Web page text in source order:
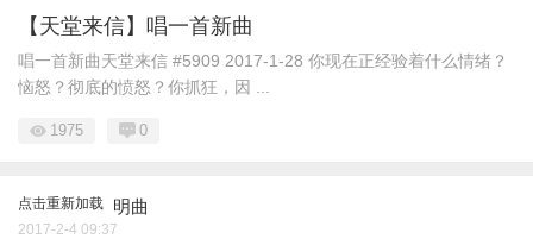
【天堂来信】唱一首新曲
唱一首新曲天堂来信 #5909 2017-1-28 你现在正经验着什么情绪？
恼怒？彻底的愤怒？你抓狂，因 ...
1975 0
点击重新加载 明曲
2017-2-4 09:37